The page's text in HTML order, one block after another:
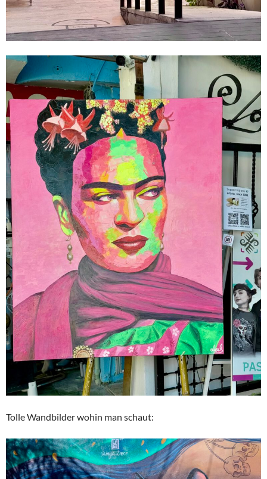
Tolle Wandbilder wohin man schaut: